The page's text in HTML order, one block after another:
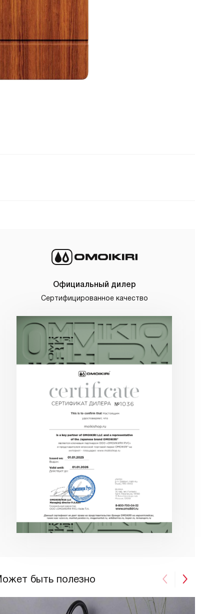
Официальный дилер
Сертифицированное качество
быть полезно